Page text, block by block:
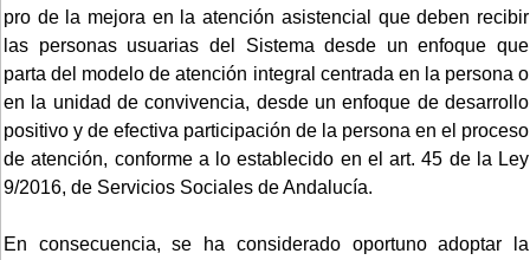
pro de la mejora en la atención asistencial que deben recibir
las personas usuarias del Sistema desde un enfoque que
parta del modelo de atención integral centrada en la persona o
en la unidad de convivencia, desde un enfoque de desarrollo
positivo y de efectiva participación de la persona en el proceso
de atención, conforme a lo establecido en el art. 45 de la Ley
9/2016, de Servicios Sociales de Andalucía.
En consecuencia, se ha considerado oportuno adoptar la